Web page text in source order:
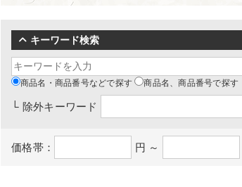
キーワード検索
商品名・商品番号などで探す 商品名、商品番号で探す
└ 除外キーワード
価格帯： 円 ～